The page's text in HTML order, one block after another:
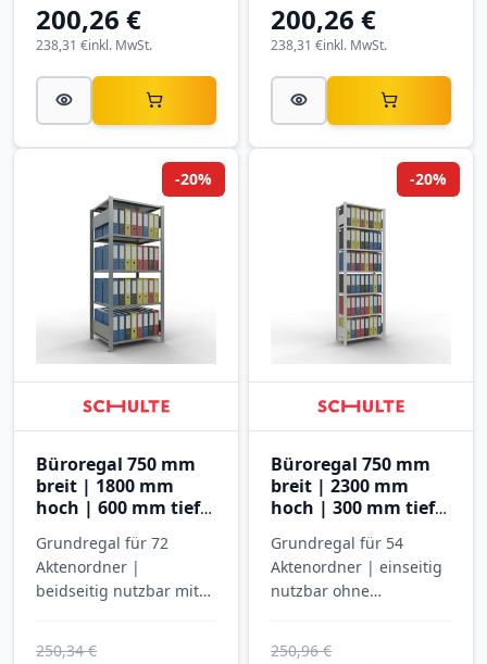
200,26 €
inkl. MwSt.
238,31 €
200,26 €
inkl. MwSt.
238,31 €
Büroregal 750 mm
breit | 1800 mm
hoch | 600 mm tief |
Grundregal für 72
Aktenordner |
beidseitig nutzbar mit
250,34 €
-20%
Büroregal 750 mm
breit | 2300 mm
hoch | 300 mm tief |
Grundregal für 54
Aktenordner | einseitig
nutzbar ohne
250,96 €
-20%